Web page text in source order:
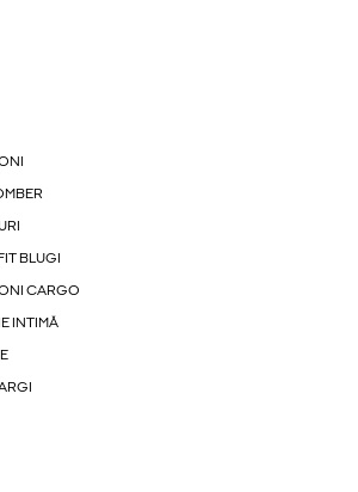
BLUGI
CARGO
INTIMĂ